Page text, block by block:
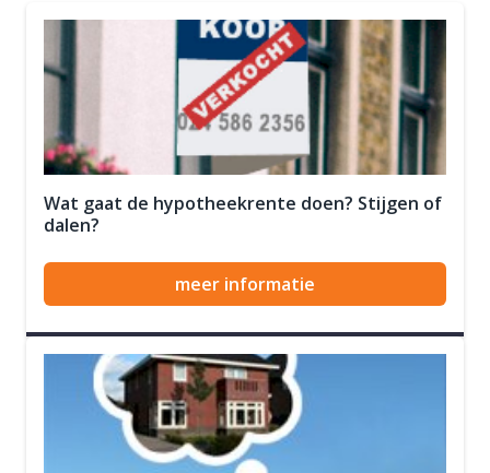
Wat gaat de hypotheekrente doen? Stijgen of
dalen?
meer informatie